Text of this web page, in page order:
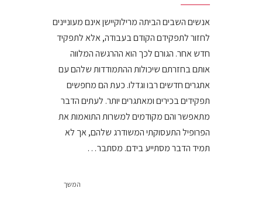
אנשים השבים הביתה מרילוקיישן אינם מעוניינים
לחזור לתפקידם הקודם בעבודה, אלא לתפקיד
חדש אחר. הגורם לכך הוא ההרגשה המלווה
אותם בחזרתם שיכולות ההתמודדות שלהם עם
אתגרים חדשים רבו וגדלו. כעת הם מחפשים
תפקידים בכירים ומאתגרים יותר. לעתים הדבר
מתאפשר והם מקודמים למשרות התואמות את
הפרופיל התעסוקתי המשודרג שלהם, אך לא
תמיד הדבר מסתייע בידם. מסתבר…
המשך